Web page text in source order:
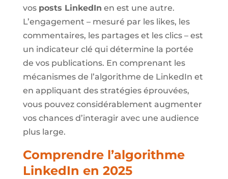
vos posts LinkedIn en est une autre.
L’engagement – mesuré par les likes, les
commentaires, les partages et les clics – est
un indicateur clé qui détermine la portée
de vos publications. En comprenant les
mécanismes de l’algorithme de LinkedIn et
en appliquant des stratégies éprouvées,
vous pouvez considérablement augmenter
vos chances d’interagir avec une audience
plus large.
Comprendre l’algorithme
LinkedIn en 2025